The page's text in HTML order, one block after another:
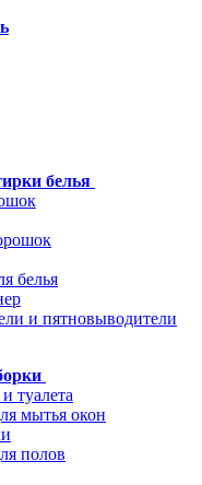
белья
белья
и пятновыводители
туалета
мытья окон
полов